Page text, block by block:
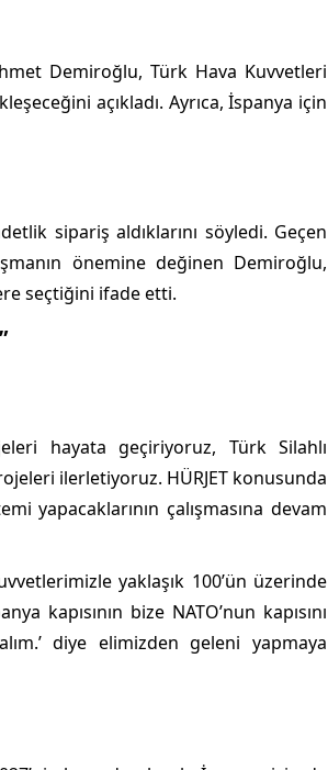
Demiroğlu, Türk Hava Kuvvetleri
açıkladı. Ayrıca, İspanya için
sipariş aldıklarını söyledi. Geçen
önemine değinen Demiroğlu,
seçtiğini ifade etti.
hayata geçiriyoruz, Türk Silahlı
ilerletiyoruz. HÜRJET konusunda
yapacaklarının çalışmasına devam
yaklaşık 100’ün üzerinde
kapısının bize NATO’nun kapısını
diye elimizden geleni yapmaya